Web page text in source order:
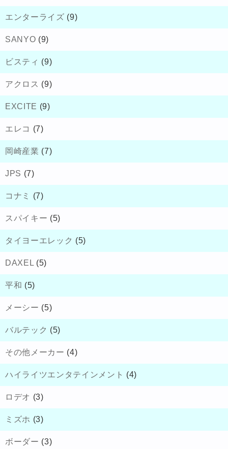
エンターライズ (9)
SANYO (9)
ビスティ (9)
アクロス (9)
EXCITE (9)
エレコ (7)
岡崎産業 (7)
JPS (7)
コナミ (7)
スパイキー (5)
タイヨーエレック (5)
DAXEL (5)
平和 (5)
メーシー (5)
バルテック (5)
その他メーカー (4)
ハイライツエンタテインメント (4)
ロデオ (3)
ミズホ (3)
ボーダー (3)